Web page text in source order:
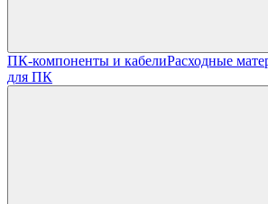
ПК-компоненты и кабелиРасходные
для ПК